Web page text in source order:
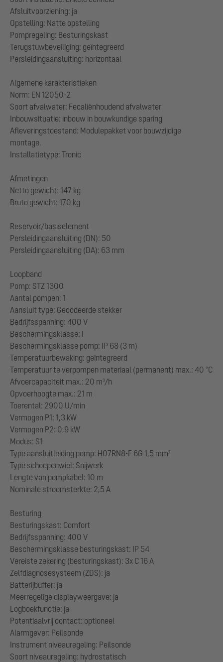
Afsluitvoorziening: ja
Opstelling: Natte opstelling
Pompregeling: Besturingskast
Terugstuwbeveiliging: geïntegreerd
Persleidingaansluiting: horizontaal
Algemene karakteristieken
Norm: EN 12050-2
Soort afvalwater: Fecaliënhoudend afvalwater
Inbouwsituatie: inbouw in bouwkundige sparing
Afleveringstoestand: Modulepakket voor bouwzijdige
montage.
Installatietype: Tronic
Afmetingen
Netto gewicht: 147 kg
Bruto gewicht: 170 kg
Reservoir/basiselement
Persleidingaansluiting (DN): 50
Persleidingaansluiting (DA): 63 mm
Loopband
Pomp: STZ 1300
Aantal pompen: 1
Aansluit type: Gecodeerde stekker
Bedrijfsspanning: 400 V
Beschermingsklasse: I
Beschermingsklasse pomp: IP 68 (3 m)
Temperatuurbewaking: geïntegreerd
Temperatuur te verpompen materiaal (permanent) max.: 40 °C
Afvoercapaciteit max.: 20 m³/h
Opvoerhoogte max.: 21 m
Toerental: 2900 U/min
Vermogen P1: 1,3 kW
Vermogen P2: 0,9 kW
Modus: S1
Type aansluitleiding pomp: H07RN8-F 6G 1,5 mm²
Type schoepenwiel: Snijwerk
Lengte van pompkabel: 10 m
Nominale stroomsterkte: 2,5 A
Besturing
Besturingskast: Comfort
Bedrijfsspanning: 400 V
Beschermingsklasse besturingskast: IP 54
Vereiste zekering (besturingskast): 3x C 16 A
Zelfdiagnosesysteem (ZDS): ja
Batterijbuffer: ja
Meerregelige displayweergave: ja
Logboekfunctie: ja
Potentiaalvrij contact: optioneel
Alarmgever: Peilsonde
Instrument niveauregeling: Peilsonde
Soort niveauregeling: hydrostatisch